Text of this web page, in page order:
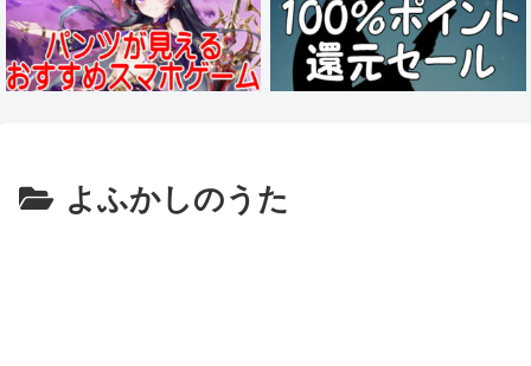
よふかしのうた